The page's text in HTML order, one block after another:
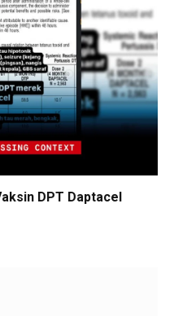
DPT Daptacel